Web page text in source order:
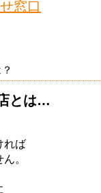
窓口
とは…
れば
。